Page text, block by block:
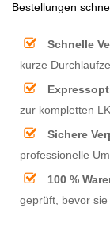
Bestellungen
Schnelle
kurze
zur kompletten
Sichere
professionelle
100 %
geprüft, bevor